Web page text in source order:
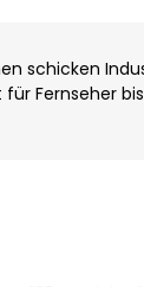
schicken
Fernseher